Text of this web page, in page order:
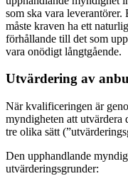
som ska vara
måste kraven ha ett
förhållande till det som
vara onödigt långtgående.
Utvärdering av
När kvalificeringen är
myndigheten att utvärdera
tre olika sätt
Den upphandlande
utvärderingsgrunder: